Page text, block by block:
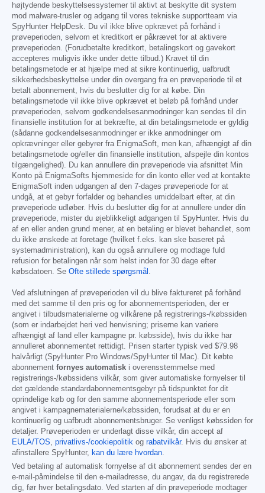
højtydende beskyttelsessystemer til aktivt at beskytte dit system
mod malware-trusler og adgang til vores tekniske supportteam via
SpyHunter HelpDesk. Du vil ikke blive opkrævet på forhånd i
prøveperioden, selvom et kreditkort er påkrævet for at aktivere
prøveperioden. (Forudbetalte kreditkort, betalingskort og gavekort
accepteres muligvis ikke under dette tilbud.) Kravet til din
betalingsmetode er at hjælpe med at sikre kontinuerlig, uafbrudt
sikkerhedsbeskyttelse under din overgang fra en prøveperiode til et
betalt abonnement, hvis du beslutter dig for at købe. Din
betalingsmetode vil ikke blive opkrævet et beløb på forhånd under
prøveperioden, selvom godkendelsesanmodninger kan sendes til din
finansielle institution for at bekræfte, at din betalingsmetode er gyldig
(sådanne godkendelsesanmodninger er ikke anmodninger om
opkrævninger eller gebyrer fra EnigmaSoft, men kan, afhængigt af din
betalingsmetode og/eller din finansielle institution, afspejle din kontos
tilgængelighed). Du kan annullere din prøveperiode via afsnittet Min
Konto på EnigmaSofts hjemmeside for din konto eller ved at kontakte
EnigmaSoft inden udgangen af den 7-dages prøveperiode for at
undgå, at et gebyr forfalder og behandles umiddelbart efter, at din
prøveperiode udløber. Hvis du beslutter dig for at annullere under din
prøveperiode, mister du øjeblikkeligt adgangen til SpyHunter. Hvis du
af en eller anden grund mener, at en betaling er blevet behandlet, som
du ikke ønskede at foretage (hvilket f.eks. kan ske baseret på
systemadministration), kan du også annullere og modtage fuld
refusion for betalingen når som helst inden for 30 dage efter
købsdatoen. Se Ofte stillede spørgsmål .
Ved afslutningen af prøveperioden vil du blive faktureret på forhånd
med det samme til den pris og for abonnementsperioden, der er
angivet i tilbudsmaterialerne og vilkårene på registrerings-/købssiden
(som er indarbejdet heri ved henvisning; priserne kan variere
afhængigt af land eller kampagne pr. købsside), hvis du ikke har
annulleret abonnementet rettidigt. Prisen starter typisk ved $79.98
halvårligt (SpyHunter Pro Windows/SpyHunter til Mac). Dit købte
abonnement fornyes automatisk i overensstemmelse med
registrerings-/købssidens vilkår, som giver automatiske fornyelser til
det gældende standardabonnementsgebyr på tidspunktet for dit
oprindelige køb og for den samme abonnementsperiode eller som
angivet i kampagnematerialerne/købssiden, forudsat at du er en
kontinuerlig og uafbrudt abonnementsbruger. Se venligst købssiden for
detaljer. Prøveperioden er underlagt disse vilkår, din accept af
EULA/TOS, privatlivs-/cookiepolitik og rabatvilkår. Hvis du ønsker at
afinstallere SpyHunter, kan du lære hvordan.
Ved betaling af automatisk fornyelse af dit abonnement sendes der en
e-mail-påmindelse til den e-mailadresse, du angav, da du registrerede
dig, før hver betalingsdato. Ved starten af din prøveperiode modtager